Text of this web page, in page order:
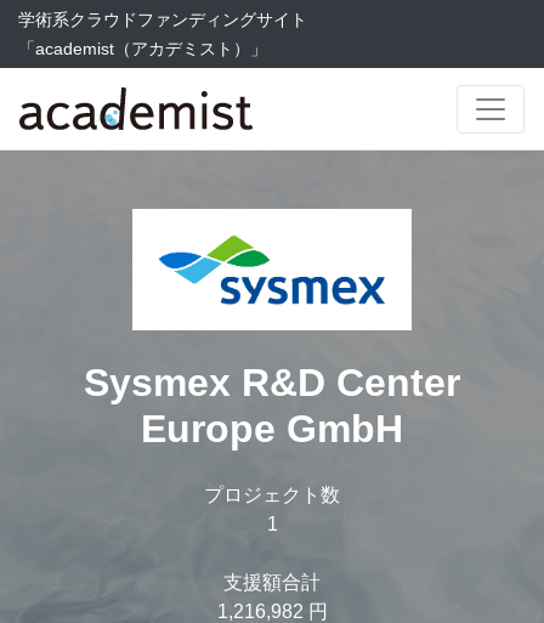
学術系クラウドファンディングサイト
「academist（アカデミスト）」
Sysmex R&D Center
Europe GmbH
プロジェクト数
1
支援額合計
1,216,982 円